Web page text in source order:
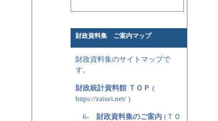
財政資料集 ご案内マップ
財政資料集のサイトマップで
す。
財政統計資料館 ＴＯＰ (
https://zaisei.net/ )
6- 財政資料集のご案内 (ＴＯ